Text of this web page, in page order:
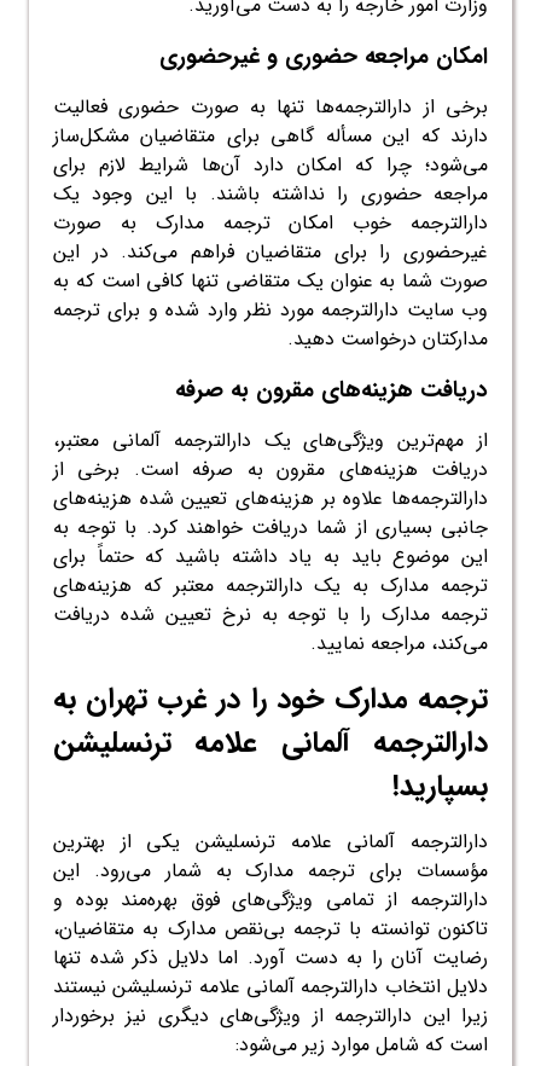
امکان مراجعه حضوری و غیرحضوری
برخی از دارالترجمه‌ها تنها به صورت حضوری فعالیت
دارند که این مسأله گاهی برای متقاضیان مشکل‌ساز
می‌شود؛ چرا که امکان دارد آن‌ها شرایط لازم برای
مراجعه حضوری را نداشته باشند. با این وجود یک
دارالترجمه خوب امکان ترجمه مدارک به صورت
غیرحضوری را برای متقاضیان فراهم می‌کند. در این
صورت شما به عنوان یک متقاضی تنها کافی است که به
وب سایت دارالترجمه مورد نظر وارد شده و برای ترجمه
مدارکتان درخواست دهید.
دریافت هزینه‌های مقرون به صرفه
از مهم‌ترین ویژگی‌های یک دارالترجمه آلمانی معتبر،
دریافت هزینه‌های مقرون به صرفه است. برخی از
دارالترجمه‌ها علاوه بر هزینه‌های تعیین شده هزینه‌های
جانبی بسیاری از شما دریافت خواهند کرد. با توجه به
این موضوع باید به یاد داشته باشید که حتماً برای
ترجمه مدارک به یک دارالترجمه معتبر که هزینه‌های
ترجمه مدارک را با توجه به نرخ تعیین شده دریافت
می‌کند، مراجعه نمایید.
ترجمه مدارک خود را در غرب تهران به
دارالترجمه آلمانی علامه ترنسلیشن
بسپارید!
دارالترجمه آلمانی علامه ترنسلیشن یکی از بهترین
مؤسسات برای ترجمه مدارک به شمار می‌رود. این
دارالترجمه از تمامی ویژگی‌های فوق بهره‌مند بوده و
تاکنون توانسته با ترجمه بی‌نقص مدارک به متقاضیان،
رضایت آنان را به دست آورد. اما دلایل ذکر شده تنها
دلایل انتخاب دارالترجمه آلمانی علامه ترنسلیشن نیستند
زیرا این دارالترجمه از ویژگی‌های دیگری نیز برخوردار
است که شامل موارد زیر می‌شود: